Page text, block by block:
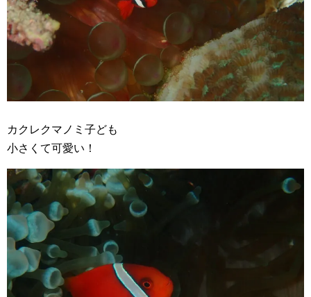
カクレクマノミ子ども
小さくて可愛い！